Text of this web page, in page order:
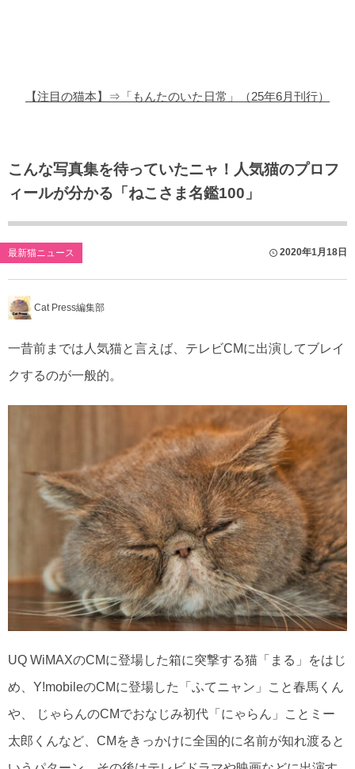
【注目の猫本】⇒「もんたのいた日常」（25年6月刊行）
こんな写真集を待っていたニャ！人気猫のプロフ
ィールが分かる「ねこさま名鑑100」
最新猫ニュース 2020年1月18日
Cat Press編集部
一昔前までは人気猫と言えば、テレビCMに出演してブレイ
クするのが一般的。
UQ WiMAXのCMに登場した箱に突撃する猫「まる」をはじ
め、Y!mobileのCMに登場した「ふてニャン」こと春馬くん
や、 じゃらんのCMでおなじみ初代「にゃらん」ことミー
太郎くんなど、CMをきっかけに全国的に名前が知れ渡ると
猫のゲーム・アプリ
猫のフリー写真素材